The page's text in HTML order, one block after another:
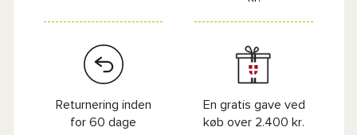
Returnering inden
for 60 dage
En gratis gave ved
køb over 2.400 kr.